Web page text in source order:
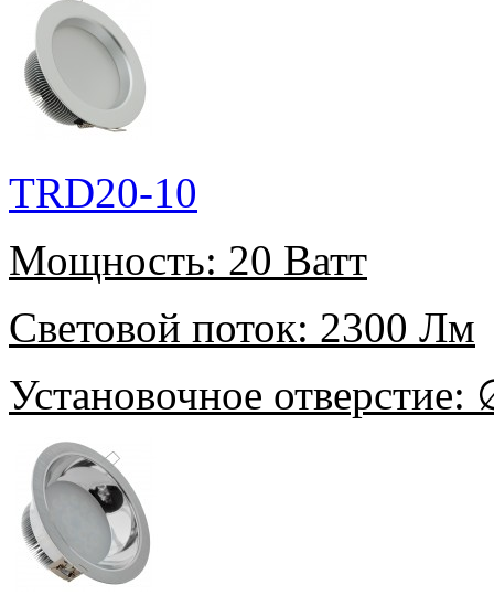
TRD20-10
Мощность: 20 Ватт
Световой поток: 2300 Лм
Установочное отверстие: